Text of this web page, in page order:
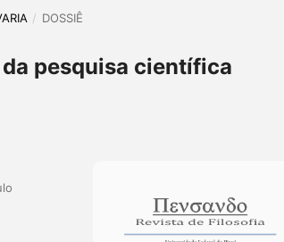
/ DOSSIÊ
pesquisa científica